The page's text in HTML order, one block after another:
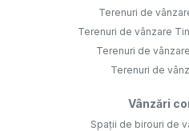
Terenuri de
Terenuri de vânzare
Terenuri de
Terenuri de
Vânzări
Spații de birouri de